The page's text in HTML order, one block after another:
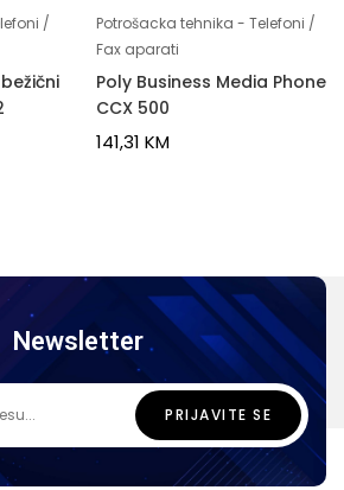
/
Potrošacka tehnika - Telefoni /
Fax aparati
Poly Business Media Phone
CCX 500
141,31 KM
Newsletter